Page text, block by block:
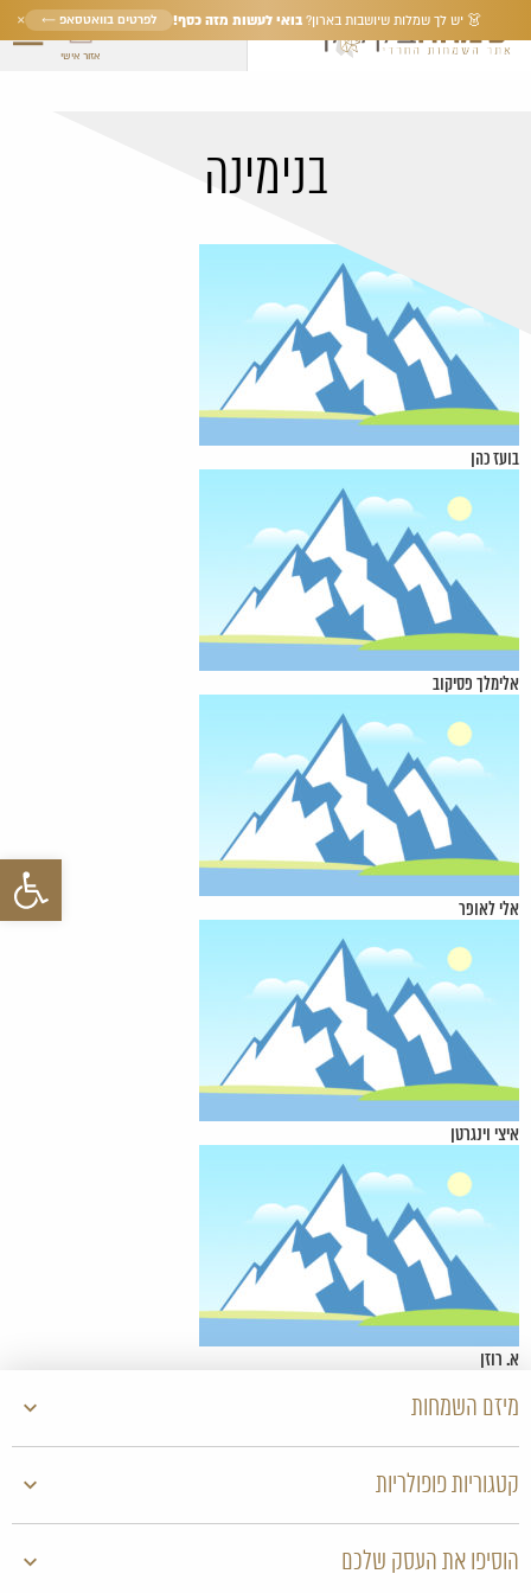
פתח
אזור אישי
👗 יש לך שמלות שיושבות בארון? בואי לעשות מזה כסף! לפרטים בוואטסאפ ← ×
בנימינה
בועז כהן
אלימלך פסיקוב
אלי לאופר
איצי וינגרטן
א. רוזן
מיזם השמחות
קטגוריות פופולריות
הוסיפו את העסק שלכם